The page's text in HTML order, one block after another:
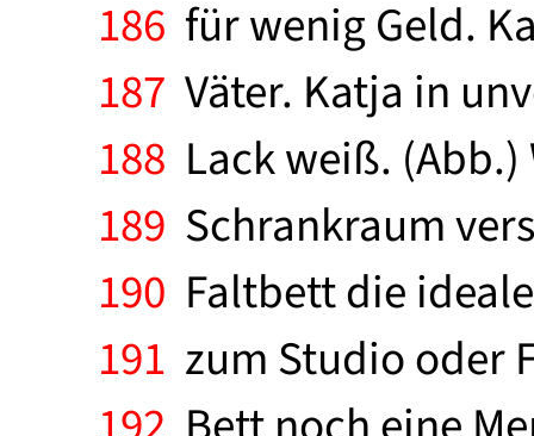
186 für wenig Geld.
187 Väter. Katja in
188 Lack weiß.
189 Schrankraum
190 Faltbett die
191 zum Studio oder